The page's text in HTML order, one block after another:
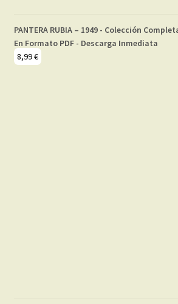
PANTERA RUBIA – 1949 - Colección
En Formato PDF - Descarga Inmediata
8,99€